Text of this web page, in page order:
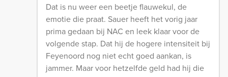
Dat is nu weer een beetje flauwekul, de
emotie die praat. Sauer heeft het vorig jaar
prima gedaan bij NAC en leek klaar voor de
volgende stap. Dat hij de hogere intensiteit bij
Feyenoord nog niet echt goed aankan, is
jammer. Maar voor hetzelfde geld had hij die